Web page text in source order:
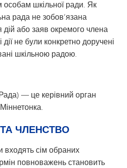
шкільної ради. Як
рада не зобов’язана
або заяв окремого члена
не були конкретно доручені
шкільною радою.
— це керівний орган
ТА ЧЛЕНСТВО
входять сім обраних
повноважень становить